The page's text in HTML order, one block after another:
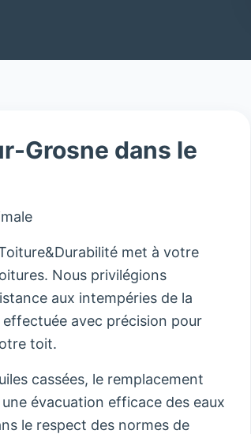
Grosne dans le
met à votre
Nous privilégions
aux intempéries de la
avec précision pour
toit.
cassées, le remplacement
évacuation efficace des eaux
le respect des normes de